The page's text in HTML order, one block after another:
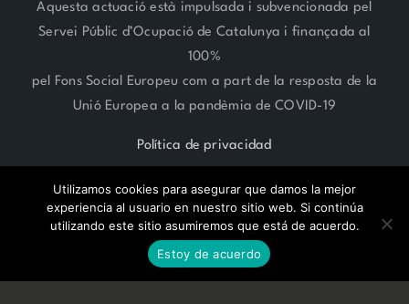
Aquesta actuació està impulsada i subvencionada pel
Servei Públic d’Ocupació de Catalunya i finançada al
100%
pel Fons Social Europeu com a part de la resposta de la
Unió Europea a la pandèmia de COVID-19
Política de privacidad
ARTE FLORAL 93 666 27 06 | ESTILISMO 93 685 62 38 | Paseo
Compte de Vilardaga 119,SANT FELIU DE LLOBREGAT -
RESERVA CITA ONLINE
Utilizamos cookies para asegurar que damos la mejor
experiencia al usuario en nuestro sitio web. Si continúa
utilizando este sitio asumiremos que está de acuerdo.
Estoy de acuerdo